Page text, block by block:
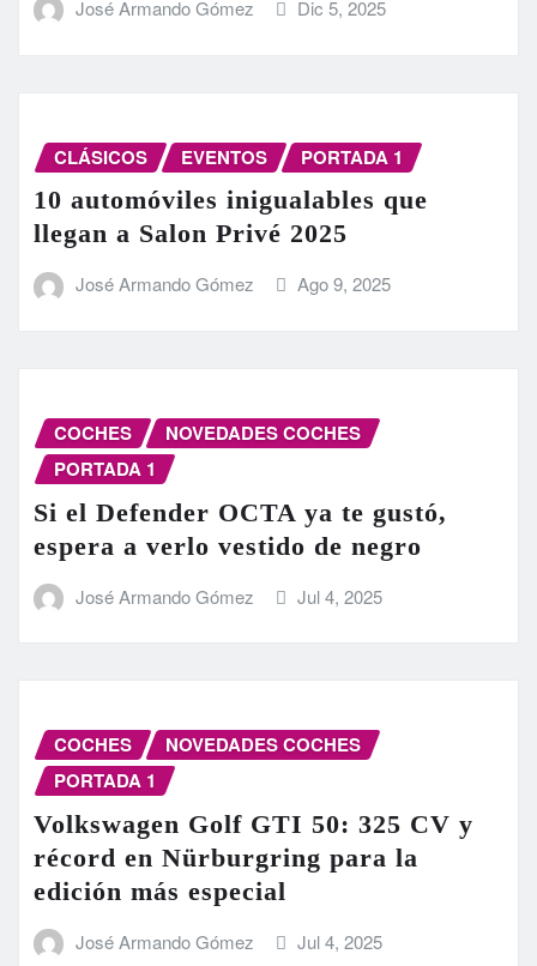
José Armando Gómez Dic 5, 2025
CLÁSICOS EVENTOS PORTADA 1
10 automóviles inigualables que
llegan a Salon Privé 2025
José Armando Gómez Ago 9, 2025
COCHES
NOVEDADES COCHES
PORTADA 1
Si el Defender OCTA ya te gustó,
espera a verlo vestido de negro
José Armando Gómez Jul 4, 2025
COCHES
NOVEDADES COCHES
PORTADA 1
Volkswagen Golf GTI 50: 325 CV y
récord en Nürburgring para la
edición más especial
José Armando Gómez Jul 4, 2025